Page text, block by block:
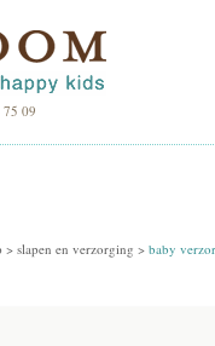
09
>slapen en verzorging > baby